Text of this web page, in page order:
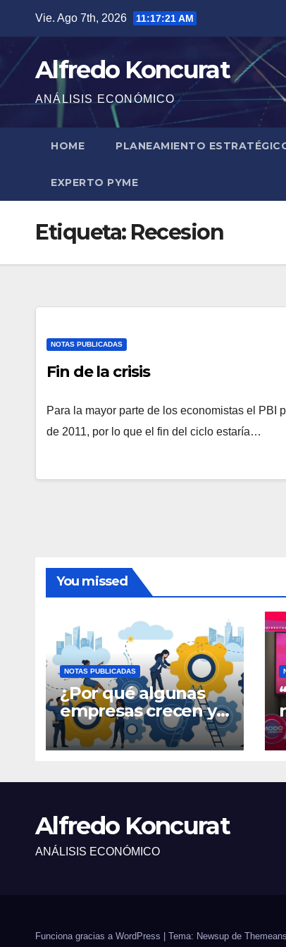
contenido
Vie. Ago 7th, 2026 11:17:21 AM
Alfredo Koncurat
ANÁLISIS ECONÓMICO
HOME PLANEAMIENTO
EXPERTO PYME
Etiqueta: Recesion
NOTAS PUBLICADAS
Fin de la crisis
Para la mayor parte de los economistas el PBI
de 2011, por lo que el fin del ciclo estaría…
You missed
NOTAS PUBLICADAS
¿Por qué algunas
empresas crecen y
otras quedan
atrapadas en el día
Alfredo Koncurat
ANÁLISIS ECONÓMICO
Funciona gracias a WordPress Tema: Newsup de